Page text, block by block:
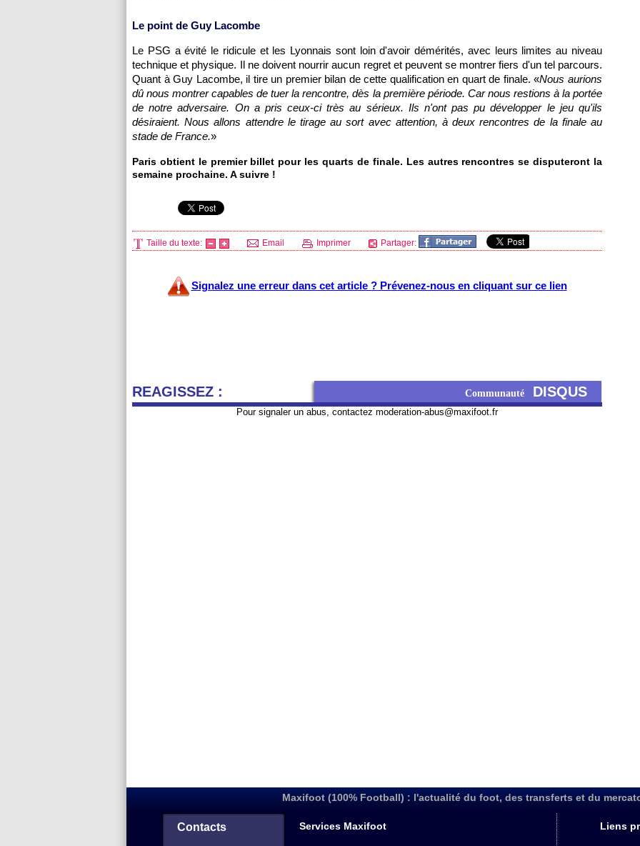
Le point de Guy Lacombe
Le PSG a évité le ridicule et les Lyonnais sont loin d'avoir démérités, avec leurs limites au niveau
technique et physique. Il ne doivent nourrir aucun regret et peuvent se montrer fiers d'un tel parcours.
Quant à Guy Lacombe, il tire un premier bilan de cette qualification en quart de finale. «Nous aurions
dû nous montrer capables de tuer la rencontre, dès la première période. Car nous restions à la portée
de notre adversaire. On a pris ceux-ci très au sérieux. Ils n'ont pas pu développer le jeu qu'ils
désiraient. Nous allons attendre le tirage au sort avec attention, à deux rencontres de la finale au
stade de France.»
Paris obtient le premier billet pour les quarts de finale. Les autres rencontres se disputeront la
semaine prochaine. A suivre !
Taille du texte: Email Imprimer Partager:
Signalez une erreur dans cet article ? Prévenez-nous en cliquant sur ce lien
REAGISSEZ : Communauté DISQUS
Pour signaler un abus, contactez moderation-abus@maxifoot.fr
Maxifoot (100% Football) : l'actualité du foot, des transferts et du
Contacts Services Maxifoot Liens